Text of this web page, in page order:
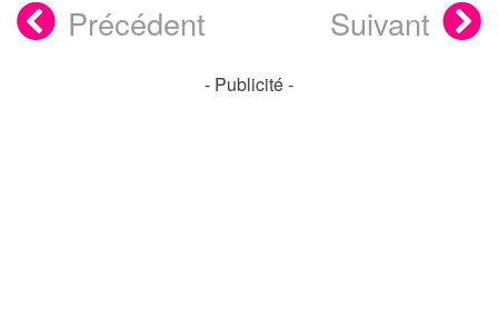
Précédent Suivant
- Publicité -